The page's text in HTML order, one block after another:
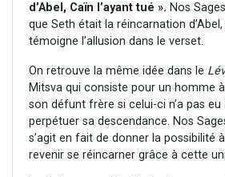
d’Abel, Caïn l’ayant tué ». Nos
que Seth était la réincarnation
témoigne l’allusion dans le verset.
On retrouve la même idée dans le
Mitsva qui consiste pour un homme à
son défunt frère si celui-ci n’a pas eu
perpétuer sa descendance. Nos
s’agit en fait de donner la possibilité
revenir se réincarner grâce à cette